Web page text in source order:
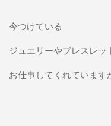
今つけている
ジュエリーやブレスレッ
お仕事してくれています